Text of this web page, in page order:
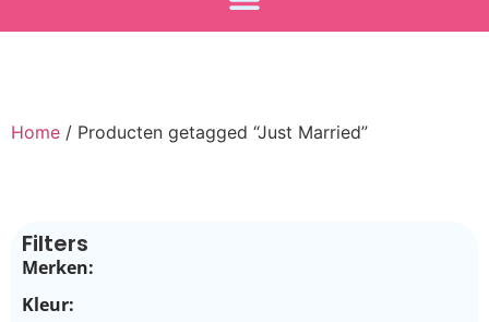
Home / Producten getagged “Just Married”
Filters
Merken:
Kleur: